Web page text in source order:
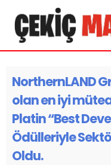
NorthernLAND
olan en iyi
Platin “Best
Ödülleriyle
Oldu.